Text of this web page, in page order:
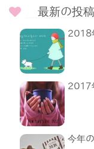
最新の投稿
2018
2017
今年